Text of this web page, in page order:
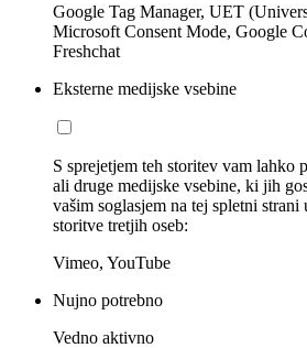
Google Tag Manager, UET
Microsoft Consent Mode, Google
Freshchat
Eksterne medijske vsebine
S sprejetjem teh storitev vam lahko
ali druge medijske vsebine, ki jih
vašim soglasjem na tej spletni strani
storitve tretjih oseb:
Vimeo, YouTube
Nujno potrebno
Vedno aktivno